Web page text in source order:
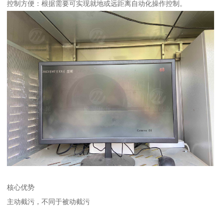
控制方便：根据需要可实现就地或远距离自动化操作控制。
核心优势
主动截污，不同于被动截污